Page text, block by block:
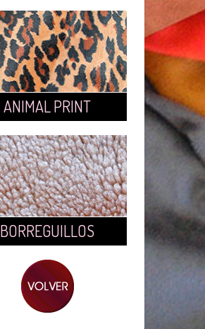
ANIMAL PRINT
BORREGUILLOS